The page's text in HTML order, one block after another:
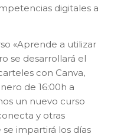
digitales a
«Aprende a utilizar
se desarrollará el
con Canva,
de 16:00h a
un nuevo curso
y otras
impartirá los días